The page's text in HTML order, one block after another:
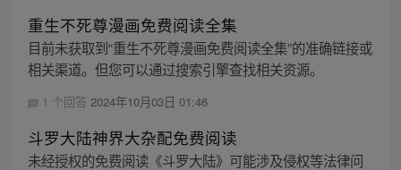
重生不死尊漫画免费阅读全集
目前未获取到“重生不死尊漫画免费阅读全集”的准确链接或
相关渠道。但您可以通过搜索引擎查找相关资源。
1 个回答 2024年10月03日 01:46
斗罗大陆神界大杂配免费阅读
未经授权的免费阅读《斗罗大陆》可能涉及侵权等法律问